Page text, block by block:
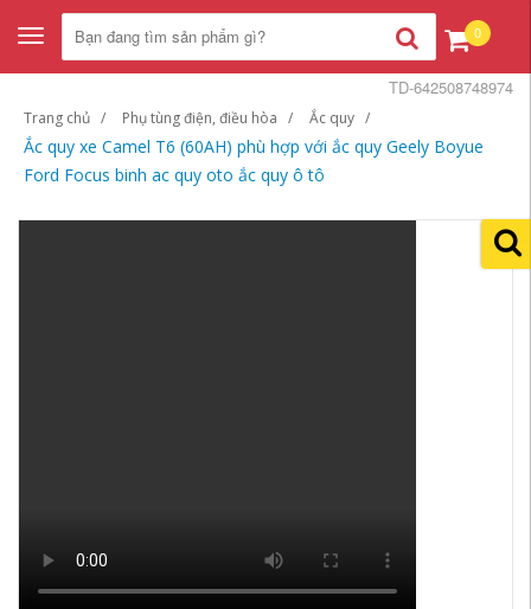
Toggle
navigation
0
Trang chủ Phụ tùng điện, điều hòa Ắc quy
Ắc quy xe Camel T6 (60AH) phù hợp với ắc quy Geely Boyue
Ford Focus binh ac quy oto ắc quy ô tô
TD-642508748974